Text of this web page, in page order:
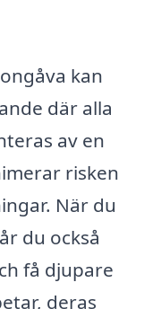
kan
där alla
av en
risken
När du
du också
få djupare
deras